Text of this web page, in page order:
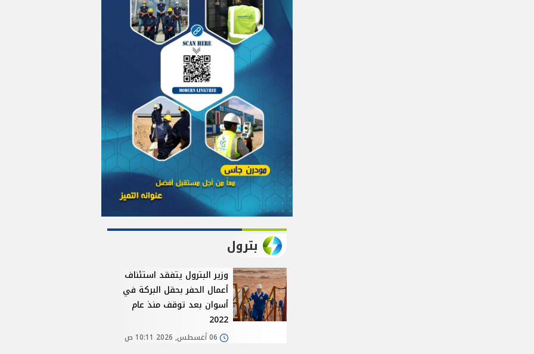
بترول
وزير البترول يتفقد استئناف
أعمال الحفر بحقل البركة في
أسوان بعد توقف منذ عام
2022
06 أغسطس, 2026 10:11 ص